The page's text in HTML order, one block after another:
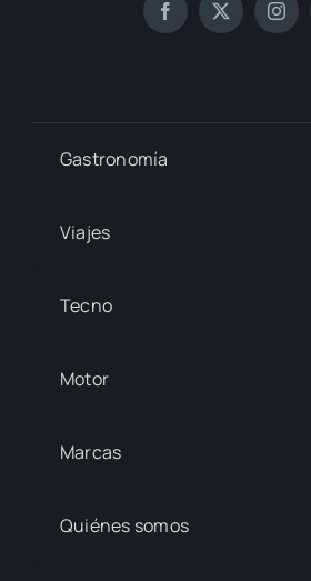
Gastronomía
Viajes
Tecno
Motor
Marcas
Quiénes somos